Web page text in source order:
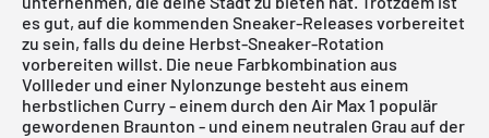
es gut, auf die kommenden Sneaker-Releases vorbereitet
zu sein, falls du deine Herbst-Sneaker-Rotation
vorbereiten willst. Die neue Farbkombination aus
Vollleder und einer Nylonzunge besteht aus einem
herbstlichen Curry - einem durch den Air Max 1 populär
gewordenen Braunton - und einem neutralen Grau auf der